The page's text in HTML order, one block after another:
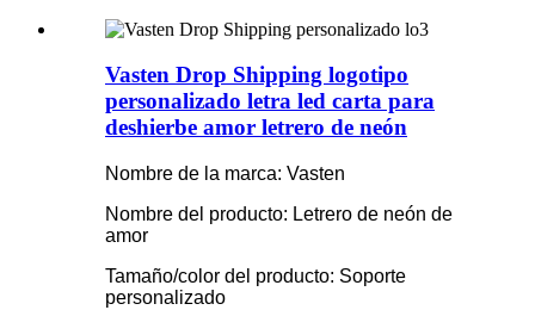
Vasten Drop Shipping logotipo
personalizado letra led carta para
deshierbe amor letrero de neón
Nombre de la marca: Vasten
Nombre del producto: Letrero de neón de
amor
Tamaño/color del producto: Soporte
personalizado